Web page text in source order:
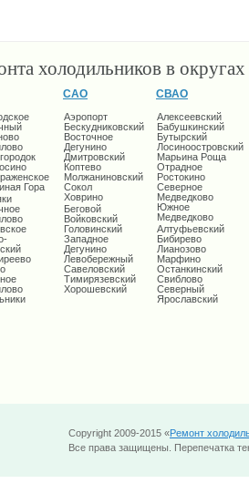
холодильников в
Гора
САО
Аэропорт
Бескудниковский
Восточное
Дегунино
Дмитровский
Коптево
Молжаниновский
Сокол
Ховрино
Беговой
Войковский
Головинский
Западное
Дегунино
Левобережный
Савеловский
Тимирязевский
Хорошевский
СВАО
Алексеевский
Бабушкинский
Бутырский
Лосиноостровский
Марьина Роща
Отрадное
Ростокино
Северное
Медведково
Южное
Медведково
Алтуфьевский
Бибирево
Лианозово
Марфино
Останкинский
Свиблово
Северный
Ярославский
Copyright 2009-2015 «Ремонт
Все права защищены. Перепечатка